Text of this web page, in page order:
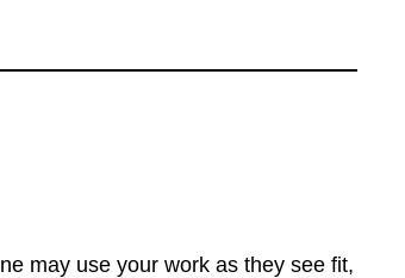
may use your work as they see fit,